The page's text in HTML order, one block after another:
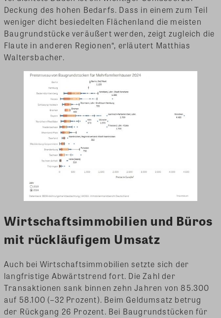
Deckung des hohen Bedarfs. Dass in einem zum Teil
weniger dicht besiedelten Flächenland die meisten
Baugrundstücke veräußert werden, zeigt zugleich die
Flaute in anderen Regionen“, erläutert Matthias
Waltersbacher.
Wirtschaftsimmobilien und Büros
mit rückläufigem Umsatz
Auch bei Wirtschaftsimmobilien setzte sich der
langfristige Abwärtstrend fort. Die Zahl der
Transaktionen sank binnen zehn Jahren von 85.300
auf 58.100 (–32 Prozent). Beim Geldumsatz betrug
der Rückgang 26 Prozent. Bei Baugrundstücken für